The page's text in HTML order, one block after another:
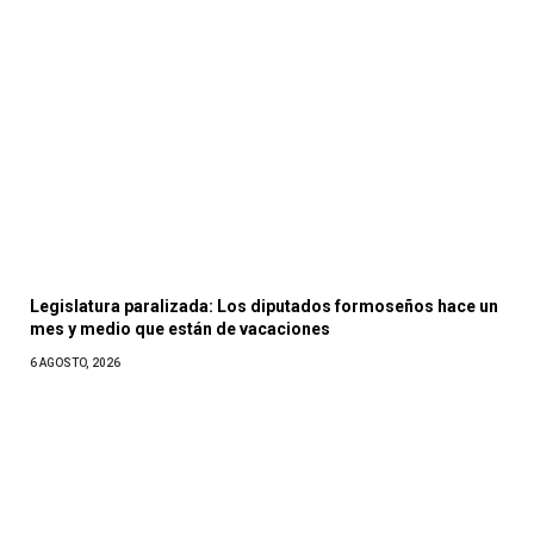
Legislatura paralizada: Los diputados formoseños hace un
mes y medio que están de vacaciones
6 AGOSTO, 2026